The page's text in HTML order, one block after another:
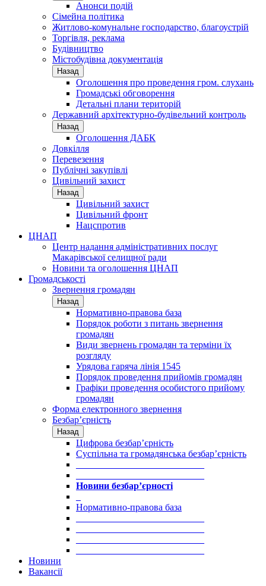
Анонси подій
Сімейна політика
Житлово-комунальне господарство, благоустрій
Торгівля, реклама
Будівництво
Містобудівна документація
Назад
Оголошення про проведення гром. слухань
Громадські обговорення
Детальні плани територій
Державний архітектурно-будівельний контроль
Назад
Оголошення ДАБК
Довкілля
Перевезення
Публічні закупівлі
Цивільний захист
Назад
Цивільний захист
Цивільний фронт
Нацспротив
ЦНАП
Центр надання адміністративних послуг
Макарівської селищної ради
Новини та оголошення ЦНАП
Громадськості
Звернення громадян
Назад
Нормативно-правова база
Порядок роботи з питань звернення
громадян
Види звернень громадян та терміни їх
розгляду
Урядова гаряча лінія 1545
Порядок проведення прийомів громадян
Графіки проведення особистого прийому
громадян
Форма електронного звернення
Безбар’єрність
Назад
Цифрова безбар’єрність
Суспільна та громадянська безбар’єрність
Новини безбар’єрності
Нормативно-правова база
Новини
Вакансії